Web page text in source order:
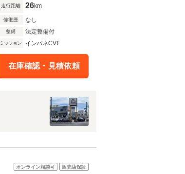
走行距離 26km
修復歴 なし
整備 法定整備付
ミッション インパネCVT
在庫確認・見積依頼
オンライン相談可 販売店保証